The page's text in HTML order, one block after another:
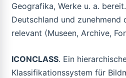
Geografika, Werke u. a.
Deutschland und zunehmend
relevant (Museen, Archive,
ICONCLASS. Ein
Klassifikationssystem für